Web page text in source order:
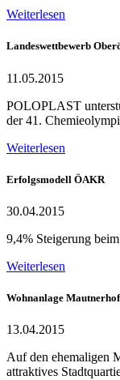
Weiterlesen
Landeswettbewerb
11.05.2015
POLOPLAST
der 41.
Weiterlesen
Erfolgsmodell ÖAKR
30.04.2015
9,4% Steigerung
Weiterlesen
Wohnanlage
13.04.2015
Auf den ehemaligen
attraktives